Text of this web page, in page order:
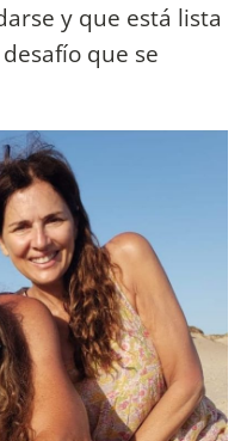
y que está lista
que se